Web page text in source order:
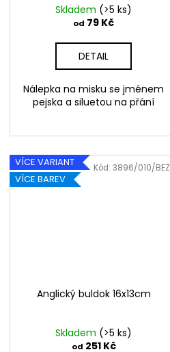
Skladem (>5 ks)
od 79 Kč
DETAIL
Nálepka na misku se jménem
pejska a siluetou na přání
VÍCE VARIANT
VÍCE BAREV
Anglický buldok 16x13cm
Skladem (>5 ks)
od 251 Kč
Kód:3896/010/BEZ